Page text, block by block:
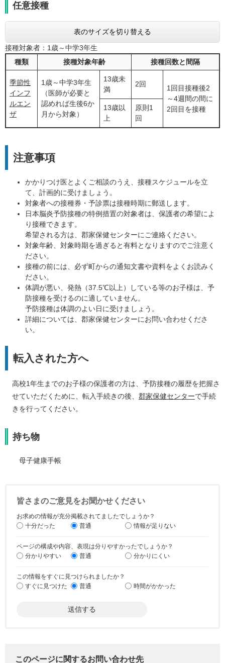
任意接種
表のサイズを切り替える
接種対象者：1歳～中学3年生
種類
接種対象年齢 接種回数と間隔
季節性
インフ
ルエン
ザ
1歳～中学3年生
（医師が必要と
認めれば生後6か
月から対象）
13歳未
満
2回
1回目接種後2
～4週間の間に
2回目を接種
13歳以
上
原則1
回
注意事項
かかりつけ医とよくご相談のうえ、接種スケジュールを立
て、計画的に受けましょう。
対象者への接種券・予診票は接種時期に郵送します。
日本脳炎予防接種の特例措置の対象者は、保護者の希望によ
り接種できます。
希望される方は、郡家保健センターにご連絡ください。
対象年齢、対象時期を過ぎると有料となりますのでご注意く
ださい。
接種の前には、必ず町からの通知文書や資料をよくお読みく
ださい。
体調が悪い、発熱（37.5℃以上）している等のお子様は、予
防接種を受けるのに適していません。
予防接種は体調のよい日に受けましょう。
詳細については、郡家保健センターにお問い合わせくださ
い。
転入された方へ
高校1年生までのお子様の保護者の方は、予防接種の履歴を把握さ
せていただくために、転入手続きの後、 郡家保健センターで手続
きを行ってください。
持ち物
母子健康手帳
皆さまのご意見をお聞かせください
お求めの情報が充分掲載されてましたでしょうか？
十分だった
普通 情報が足りない
ページの構成や内容、表現は分りやすかったでしょうか？
分かりやすい
普通 分かりにくい
この情報をすぐに見つけられましたか？
すぐに見つけた
普通 時間がかかった
このページに関するお問い合わせ先